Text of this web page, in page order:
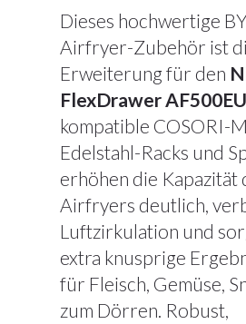
Dieses hochwertige
Airfryer-Zubehör ist
Erweiterung für den
FlexDrawer AF500EU
kompatible COSORI-
Edelstahl-Racks und
erhöhen die Kapazität
Airfryers deutlich,
Luftzirkulation und
extra knusprige
für Fleisch, Gemüse,
zum Dörren. Robust,